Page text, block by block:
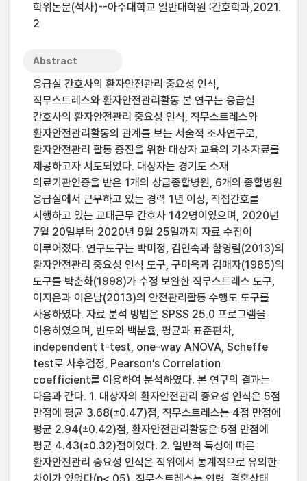
학위논문(석사)--아주대학교 일반대학원 :간호학과,2021.
2
Abstract
응급실 간호사의 환자안전관리 중요성 인식,
직무스트레스와 환자안전관리활동 본 연구는 응급실
간호사의 환자안전관리 중요성 인식, 직무스트레스와
환자안전관리활동의 관계를 보는 서술적 조사연구로,
환자안전관리 활동 증진을 위한 대상자 교육의 기초자료를
제공하고자 시도되었다. 대상자는 경기도 소재
의료기관인증을 받은 1개의 상급종합병원, 6개의 종합병원
응급실에서 근무하고 있는 경력 1년 이상, 직접간호를
시행하고 있는 교대근무 간호사 142명이였으며, 2020년
7월 20일부터 2020년 9월 25일까지 자료 수집이
이루어졌다. 연구도구는 박미정, 김인숙과 함영림(2013)의
환자안전관리 중요성 인식 도구, 구미옥과 김매자(1985)의
도구를 박춘화(1998)가 수정 보완한 직무스트레스 도구,
이지은과 이은남(2013)의 안전관리활동 수행도 도구를
사용하였다. 자료 분석 방법은 SPSS 25.0 프로그램을
이용하였으며, 빈도와 백분율, 평균과 표준편차,
independent t-test, one-way ANOVA, Scheffe
test로 사후검정, Pearson’s Correlation
coefficient를 이용하여 분석하였다. 본 연구의 결과는
다음과 같다. 1. 대상자의 환자안전관리 중요성 인식은 5점
만점에 평균 3.68(±0.47)점, 직무스트레스는 4점 만점에
평균 2.94(±0.42)점, 환자안전관리활동은 5점 만점에
평균 4.43(±0.32)점이었다. 2. 일반적 특성에 따른
환자안전관리 중요성 인식은 직위에서 통계적으로 유의한